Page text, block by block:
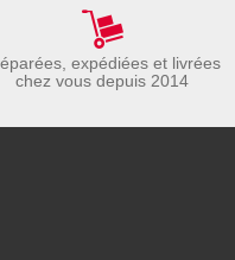
expédiées et livrées
chez vous depuis 2014